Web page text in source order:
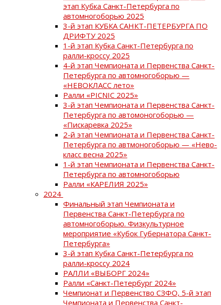
этап Кубка Санкт-Петербурга по
автомногоборью 2025
3-й этап КУБКА САНКТ-ПЕТЕРБУРГА ПО
ДРИФТУ 2025
1-й этап Кубка Санкт-Петербурга по
ралли-кроссу 2025
4-й этап Чемпионата и Первенства Санкт-
Петербурга по автомногоборью —
«НЕВОКЛАСС лето»
Ралли «PICNIC 2025»
3-й этап Чемпионата и Первенства Санкт-
Петербурга по автомоногоборью —
«Пискаревка 2025»
2-й этап Чемпионата и Первенства Санкт-
Петербурга по автмоногоборью — «Нево-
класс весна 2025»
1-й этап Чемпионата и Первенства Санкт-
Петербурга по автомногоборью
Ралли «КАРЕЛИЯ 2025»
2024
Финальный этап Чемпионата и
Первенства Санкт-Петербурга по
автомногоборью. Физкультурное
мероприятие «Кубок Губернатора Санкт-
Петербурга»
3-й этап Кубка Санкт-Петербурга по
ралли-кроссу 2024
РАЛЛИ «ВЫБОРГ 2024»
Ралли «Санкт-Петербург 2024»
Чемпионат и Первенство СЗФО, 5-й этап
Чемпионата и Первенства Санкт-